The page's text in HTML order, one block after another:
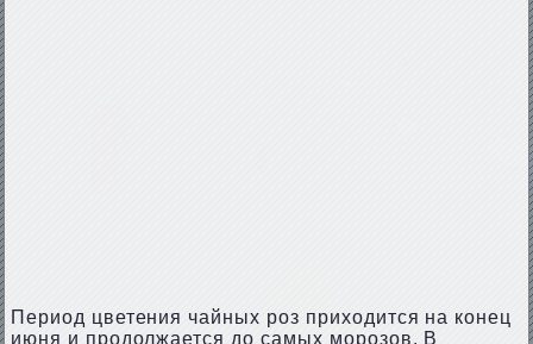
Период цветения чайных роз приходится на конец
июня и продолжается до самых морозов. В